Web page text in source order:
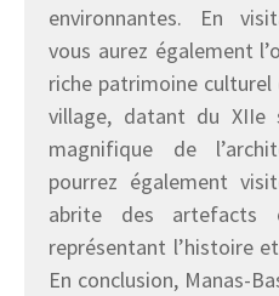
environnantes. En
vous aurez également
riche patrimoine culturel
village, datant du XIIe
magnifique de
pourrez également
abrite des artefacts
représentant l’histoire
En conclusion, Manas-